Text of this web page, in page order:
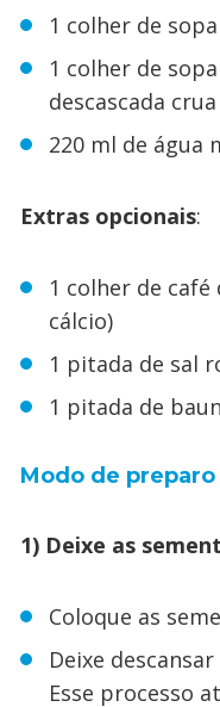
1 colher de
1 colher de
descascada crua
220 ml de água
Extras opcionais:
1 colher de
cálcio)
1 pitada de sal
1 pitada de
Modo de preparo
1) Deixe as
Coloque as
Deixe
Esse processo